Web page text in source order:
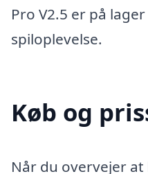
Pro V2.5 er på
spiloplevelse.
Køb og
Når du overvejer at